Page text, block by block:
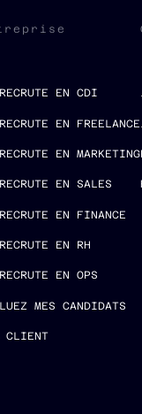
EN CDI
EN FREELANCE
EN MARKETING
EN SALES
EN FINANCE
EN RH
EN OPS
MES CANDIDATS
CLIENT